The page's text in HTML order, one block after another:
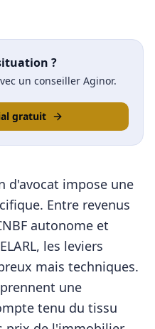
?
un conseiller Aginor.
gratuit
d'avocat impose une
Entre revenus
autonome et
les leviers
mais techniques.
une
tenu du tissu